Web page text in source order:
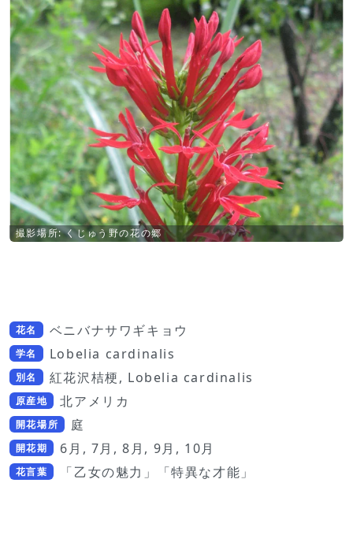
撮影場所: くじゅう野の花の郷
花名 ベニバナサワギキョウ
学名 Lobelia cardinalis
別名 紅花沢桔梗, Lobelia cardinalis
原産地 北アメリカ
開花場所 庭
開花期 6月, 7月, 8月, 9月, 10月
花言葉 「乙女の魅力」「特異な才能」